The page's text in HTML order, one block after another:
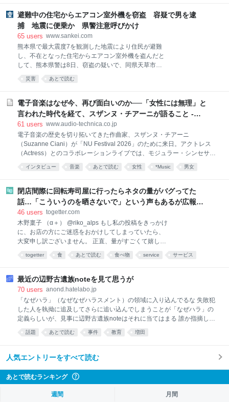
『踊る大捜査線 N.E.W. メトロポリスを駆け抜けろ！』
（9月18日公開）のスピンオフ作品の撮影中止が正式
に決まったという。 フジテレビ関係者が明かす。 「7
て、フジが主演の佐藤さん側に降板を通達したと聞い
ています。 それでも本広克行監督は、〈降板じゃない
から！一旦中止して整えてるだけ…〉などとXに投稿
して粘っていましたが、つい先日、撮影の完全バラシ
フ
避難中の住宅からエアコン室外機を窃盗 容疑で男を逮
捕 地震に便乗か 県警注意呼びかけ
65 users www.sankei.com
熊本県で最大震度7を観測した地震により住民が避難
し、不在となった住宅からエアコン室外機を盗んだと
して、熊本県警は8日、窃盗の疑いで、同県天草市の
無職、森田和伸容疑者（47）を逮捕した。県警は地震
に便乗した可能性があるとして、注意を呼びかけてい
時半ごろの間、上天草市の住宅から時価3万円相当の
室外機を盗んだとしている。 住民は同28日の地震発生
後、近隣の店舗駐車場で車中泊避難。同31日に帰宅し
災害 あとで読む
電子音楽はなぜ今、再び面白いのか──「女性には無理」と
言われた時代を経て、スザンヌ・チアーニが語ること -
Always Listening by Audio-Technica（オーディオテク
ニカ）
61 users www.audio-technica.co.jp
電子音楽の歴史を切り拓いてきた作曲家、スザンヌ・チアーニ
（Suzanne Ciani）が「NU Festival 2026」のために来日。アクトレス
（Actress）とのコラボレーションライブでは、モジュラー・シンセサイ
ザーのパイオニアであるBuchlaを使用したクアドラフォニック（4チャ
ンネルサラウンド）パフォーマンスを披露し、会場を立体的な音響空間
が、そのライブを起点に彼女独自の音楽観を探る。80歳を迎えた今なお
進化を続ける、電子音楽のパイオニアの現在地とは。 私は作曲家、そし
て機械を愛する人。「女性には無理だ」というジェンダーバイアスの中
ておらず、タッチプレートやパッド、シーケンサーを使って無限の音を
生成するシステムを作った。鍵盤を備えたMoogは
インタビュー 音楽 あとで読む 女性 *Music 男女
閉店間際に回転寿司屋に行ったらネタの量がバグってた
話…「こういうのを晒さないで」という声もあるが広報か
ら「得々ゾーン」という正規サービスだとの回答も
46 users togetter.com
木野稟子 （α＋） @riko_alps もし私の投稿をきっかけ
に、お店の方にご迷惑をおかけしてしまっていたら、
大変申し訳ございません。 正直、量がすごくて嬉しく
て、単純に「店員さんありがとうございます！」とい
う気持ちで思わず投稿してしまいました。 でも、私の
場の方にご迷惑がかかってしまう可能性まで考えられ
ていなかったなと反省しています。 今回はたまたまこ
んなにたくさん盛っていただけたのだと思うので、こ
れを目当てに行っていただいても、必ず同じものが出
てくるわけではないと思います🥲 なので、店員さんに
くら寿司さん、いつも美味しいご飯をありがとうござ
togetter 食 あとで読む 食べ物 service サービス
最近の辺野古遺族noteを見て思うが
70 users anond.hatelabo.jp
「なぜハラ」（なぜなぜハラスメント）の領域に入り込んでるな 失敗犯
した人を執拗に追及してさらに追い込んでしまうことが「なぜハラ」の
定義らしいが、見事に辺野古遺族noteはそれに当てはまる 誰か指摘して
あげたほうが良いよ。当事者の親衛隊からなぜハラと騒がれたら有耶無
耶になるのがオチだ
話題 あとで読む 事件 教育 増田
人気エントリーをすべて読む
あとで読むランキング
週間 月間